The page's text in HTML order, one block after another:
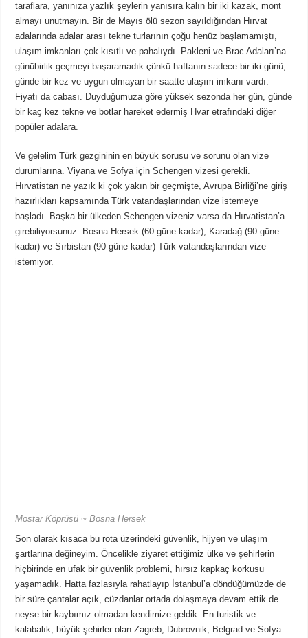
taraflara, yanınıza yazlık şeylerin yanısıra kalın bir iki kazak, mont
almayı unutmayın. Bir de Mayıs ölü sezon sayıldığından Hırvat
adalarında adalar arası tekne turlarının çoğu henüz başlamamıştı,
ulaşım imkanları çok kısıtlı ve pahalıydı. Pakleni ve Brac Adaları’na
günübirlik geçmeyi başaramadık çünkü haftanın sadece bir iki günü,
günde bir kez ve uygun olmayan bir saatte ulaşım imkanı vardı.
Fiyatı da cabası. Duyduğumuza göre yüksek sezonda her gün, günde
bir kaç kez tekne ve botlar hareket edermiş Hvar etrafındaki diğer
popüler adalara.
Ve gelelim Türk gezgininin en büyük sorusu ve sorunu olan vize
durumlarına. Viyana ve Sofya için Schengen vizesi gerekli.
Hırvatistan ne yazık ki çok yakın bir geçmişte, Avrupa Birliği’ne giriş
hazırlıkları kapsamında Türk vatandaşlarından vize istemeye
başladı. Başka bir ülkeden Schengen vizeniz varsa da Hırvatistan’a
girebiliyorsunuz. Bosna Hersek (60 güne kadar), Karadağ (90 güne
kadar) ve Sırbistan (90 güne kadar) Türk vatandaşlarından vize
istemiyor.
Mostar Köprüsü ~ Bosna Hersek
Son olarak kısaca bu rota üzerindeki güvenlik, hijyen ve ulaşım
şartlarına değineyim. Öncelikle ziyaret ettiğimiz ülke ve şehirlerin
hiçbirinde en ufak bir güvenlik problemi, hırsız kapkaç korkusu
yaşamadık. Hatta fazlasıyla rahatlayıp İstanbul’a döndüğümüzde de
bir süre çantalar açık, cüzdanlar ortada dolaşmaya devam ettik de
neyse bir kaybımız olmadan kendimize geldik. En turistik ve
kalabalık, büyük şehirler olan Zagreb, Dubrovnik, Belgrad ve Sofya